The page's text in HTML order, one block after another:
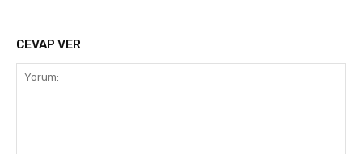
CEVAP VER